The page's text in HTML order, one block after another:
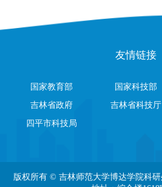
友情链接
国家教育部 国家科技部
吉林省政府
吉林省科技厅
四平市科技局
版权所有 © 吉林师范大学博达学院科研